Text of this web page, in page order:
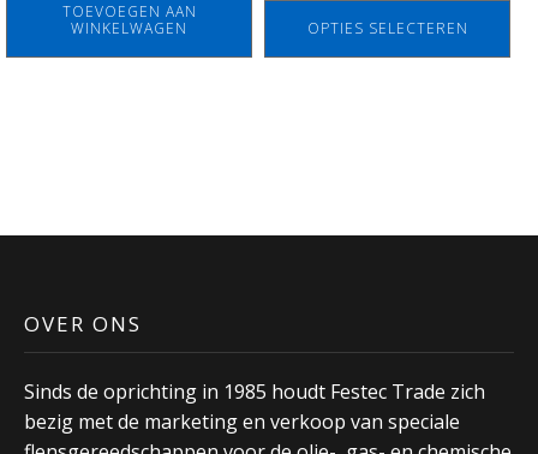
TOEVOEGEN AAN
WINKELWAGEN
OPTIES SELECTEREN
OVER ONS
Sinds de oprichting in 1985 houdt Festec Trade zich
bezig met de marketing en verkoop van speciale